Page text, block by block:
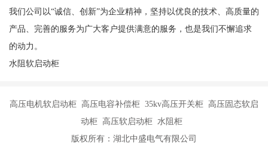
我们公司以“诚信、创新”为企业精神，坚持以优良的技术、高质量的
产品、完善的服务为广大客户提供满意的服务，也是我们不懈追求
的动力。
水阻软启动柜
高压电机软启动柜 高压电容补偿柜 35kv高压开关柜 高压固态软启
动柜 高压软启动柜 水阻柜
版权所有：湖北中盛电气有限公司